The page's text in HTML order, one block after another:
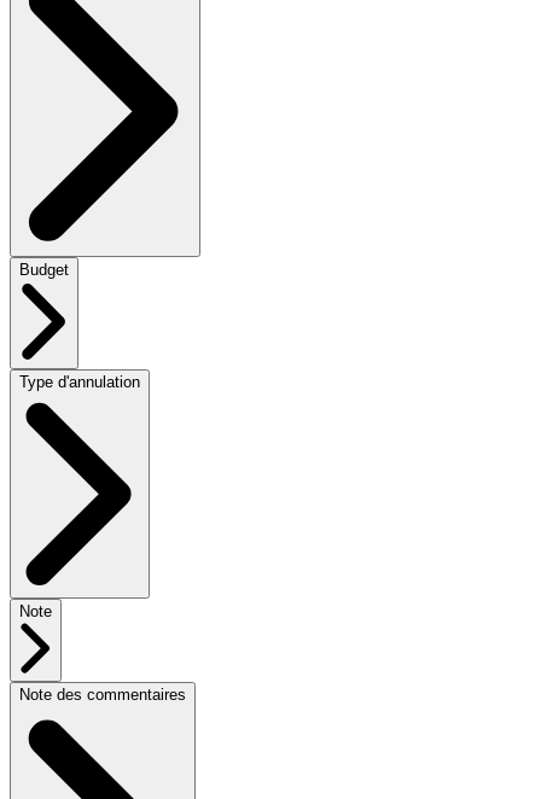
Budget
Type d'annulation
Note
Note des commentaires